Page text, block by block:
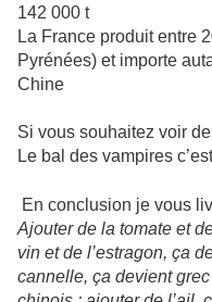
142 000 t
La France produit entre
Pyrénées) et importe
Chine
Si vous souhaitez voir
Le bal des vampires
En conclusion je vous
Ajouter de la tomate et
vin et de l’estragon, ça
cannelle, ça devient